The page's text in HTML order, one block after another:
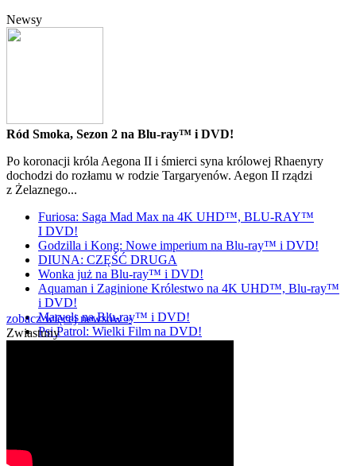
Newsy
Ród Smoka, Sezon 2 na Blu-ray™ i DVD!
Po koronacji króla Aegona II i śmierci syna królowej Rhaenyry
dochodzi do rozłamu w rodzie Targaryenów. Aegon II rządzi
z Żelaznego...
Furiosa: Saga Mad Max na 4K UHD™, BLU-RAY™
I DVD!
Godzilla i Kong: Nowe imperium na Blu-ray™ i DVD!
DIUNA: CZĘŚĆ DRUGA
Wonka już na Blu-ray™ i DVD!
Aquaman i Zaginione Królestwo na 4K UHD™, Blu-ray™
i DVD!
Marvels na Blu-ray™ i DVD!
Psi Patrol: Wielki Film na DVD!
zobacz więcej newsów »
Zwiastuny